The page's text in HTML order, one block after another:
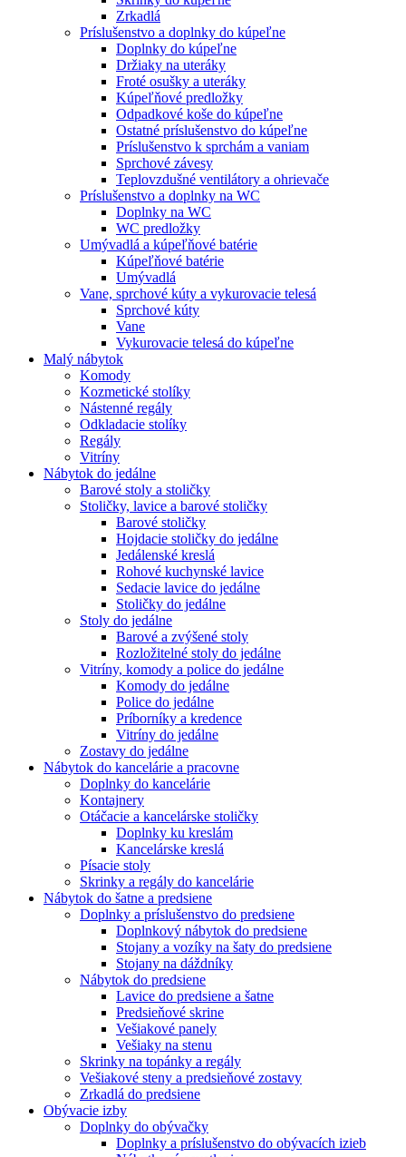
Zrkadlá
Príslušenstvo a doplnky do kúpeľne
Doplnky do kúpeľne
Držiaky na uteráky
Froté osušky a uteráky
Kúpeľňové predložky
Odpadkové koše do kúpeľne
Ostatné príslušenstvo do kúpeľne
Príslušenstvo k sprchám a vaniam
Sprchové závesy
Teplovzdušné ventilátory a ohrievače
Príslušenstvo a doplnky na WC
Doplnky na WC
WC predložky
Umývadlá a kúpeľňové batérie
Kúpeľňové batérie
Umývadlá
Vane, sprchové kúty a vykurovacie telesá
Sprchové kúty
Vane
Vykurovacie telesá do kúpeľne
Malý nábytok
Komody
Kozmetické stolíky
Nástenné regály
Odkladacie stolíky
Regály
Vitríny
Nábytok do jedálne
Barové stoly a stoličky
Stoličky, lavice a barové stoličky
Barové stoličky
Hojdacie stoličky do jedálne
Jedálenské kreslá
Rohové kuchynské lavice
Sedacie lavice do jedálne
Stoličky do jedálne
Stoly do jedálne
Barové a zvýšené stoly
Rozložitelné stoly do jedálne
Vitríny, komody a police do jedálne
Komody do jedálne
Police do jedálne
Príborníky a kredence
Vitríny do jedálne
Zostavy do jedálne
Nábytok do kancelárie a pracovne
Doplnky do kancelárie
Kontajnery
Otáčacie a kancelárske stoličky
Doplnky ku kreslám
Kancelárske kreslá
Písacie stoly
Skrinky a regály do kancelárie
Nábytok do šatne a predsiene
Doplnky a príslušenstvo do predsiene
Doplnkový nábytok do predsiene
Stojany a vozíky na šaty do predsiene
Stojany na dáždníky
Nábytok do predsiene
Lavice do predsiene a šatne
Predsieňové skrine
Vešiakové panely
Vešiaky na stenu
Skrinky na topánky a regály
Vešiakové steny a predsieňové zostavy
Zrkadlá do predsiene
Obývacie izby
Doplnky do obývačky
Doplnky a príslušenstvo do obývacích izieb